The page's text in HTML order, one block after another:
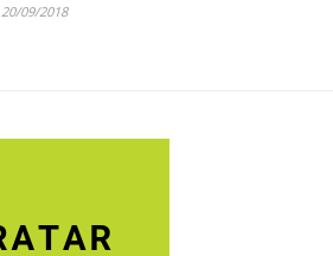
20/09/2018